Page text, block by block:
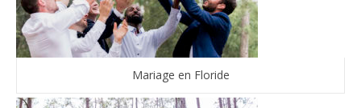
Mariage en Floride